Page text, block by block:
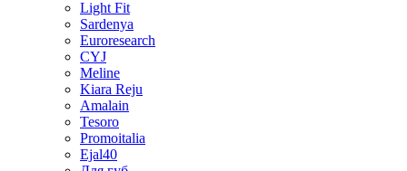
Light Fit
Sardenya
Euroresearch
CYJ
Meline
Kiara Reju
Amalain
Tesoro
Promoitalia
Ejal40